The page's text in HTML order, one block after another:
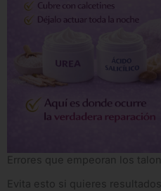
Errores que empeoran los
Evita esto si quieres